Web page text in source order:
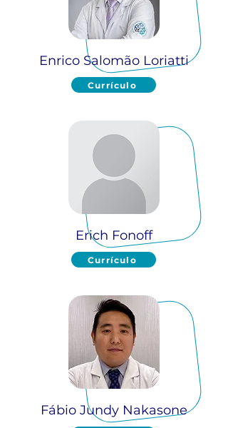
Enrico Salomão Loriatti
Currículo
Erich Fonoff
Currículo
Fábio Jundy Nakasone